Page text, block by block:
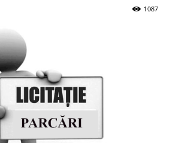
1087